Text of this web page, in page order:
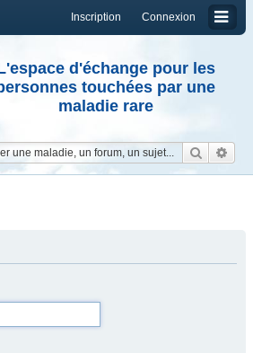
Connexion
Inscription
d'échange pour les
touchées par une
maladie rare